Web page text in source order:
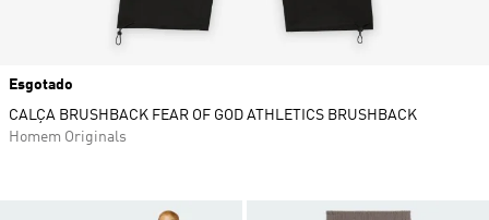
Esgotado
CALÇA BRUSHBACK FEAR OF GOD ATHLETICS BRUSHBACK
Homem Originals